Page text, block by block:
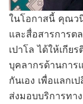
ในโอกาสนี้ คุณว
และสื่อสารการต
เปาโล ได้ให้เกีย
บุคลากรด้านการ
กันเอง เพื่อแลก
ส่งมอบบริการทา